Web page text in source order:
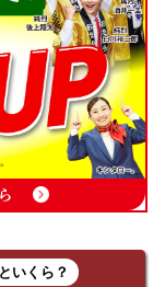
いくら？